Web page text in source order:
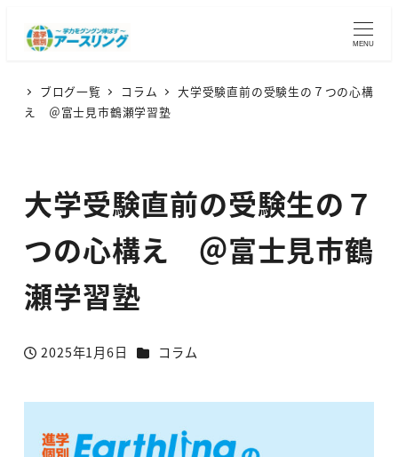
MENU
ブログ一覧 コラム
大学受験直前の受験生の７つの心構
え ＠富士見市鶴瀬学習塾
大学受験直前の受験生の７
つの心構え ＠富士見市鶴
瀬学習塾
投稿日
2025年1月6日 カテゴリー
コラム